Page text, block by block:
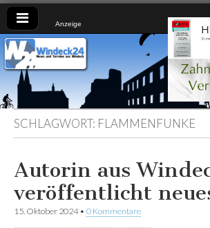
Anzeige
Windeck24
Nachrichten
aus dem
Ländchen
für das
Ländchen
SCHLAGWORT: FLAMMENFUNKE
Autorin aus
veröffentlicht
15. Oktober 2024• 0 Kommentare